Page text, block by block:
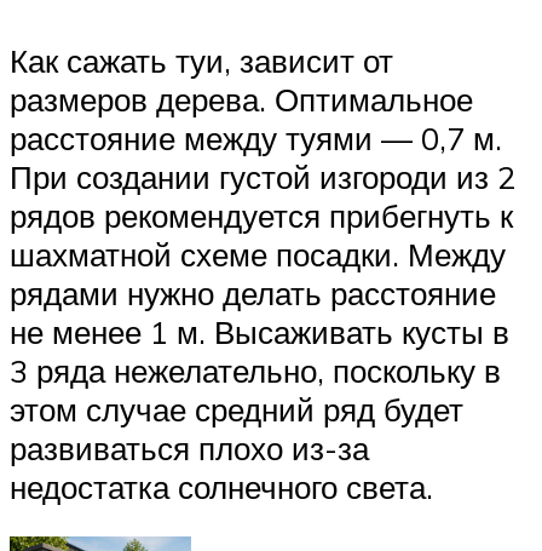
Как сажать туи, зависит от
размеров дерева. Оптимальное
расстояние между туями — 0,7 м.
При создании густой изгороди из 2
рядов рекомендуется прибегнуть к
шахматной схеме посадки. Между
рядами нужно делать расстояние
не менее 1 м. Высаживать кусты в
3 ряда нежелательно, поскольку в
этом случае средний ряд будет
развиваться плохо из-за
недостатка солнечного света.